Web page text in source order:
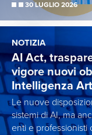
30 LUGLIO 2026
NOTIZIA
AI Act,
vigore nuovi
Intelligenza
Le nuove
sistemi di AI, ma
enti e